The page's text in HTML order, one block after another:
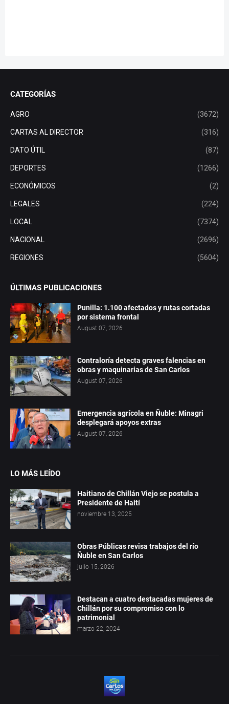
CATEGORÍAS
AGRO (3672)
CARTAS AL DIRECTOR (316)
DATO ÚTIL (87)
DEPORTES (1266)
ECONÓMICOS (2)
LEGALES (224)
LOCAL (7374)
NACIONAL (2696)
REGIONES (5604)
ÚLTIMAS PUBLICACIONES
Punilla: 1.100 afectados y rutas cortadas
por sistema frontal
August 07, 2026
Contraloría detecta graves falencias en
obras y maquinarias de San Carlos
August 07, 2026
Emergencia agrícola en Ñuble: Minagri
desplegará apoyos extras
August 07, 2026
LO MÁS LEÍDO
Haitiano de Chillán Viejo se postula a
Presidente de Haití
noviembre 13, 2025
Obras Públicas revisa trabajos del río
Ñuble en San Carlos
julio 15, 2026
Destacan a cuatro destacadas mujeres de
Chillán por su compromiso con lo
patrimonial
marzo 22, 2024